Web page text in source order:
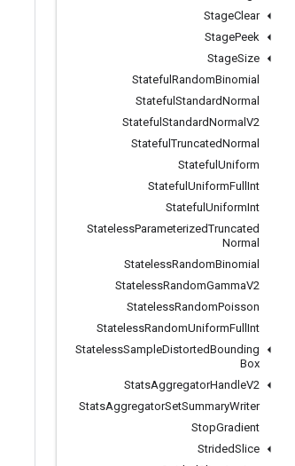
StageClear
StagePeek
StageSize
Stateful RandomBinomial
Stateful StandardNormal
Stateful StandardNormal V2
StatefulTruncatedNormal
Stateful Uniform
Stateful UniformFull Int
Stateful UniformInt
StatelessParameterizedTruncated
Normal
StatelessRandomBinomial
StatelessRandomGammaV2
StatelessRandomPoisson
StatelessRandomUniformFull Int
StatelessSampleDistortedBounding
Box
StatsAggregatorHandleV2
StatsAggregatorSetSummaryWriter
StopGradient
StridedSlice